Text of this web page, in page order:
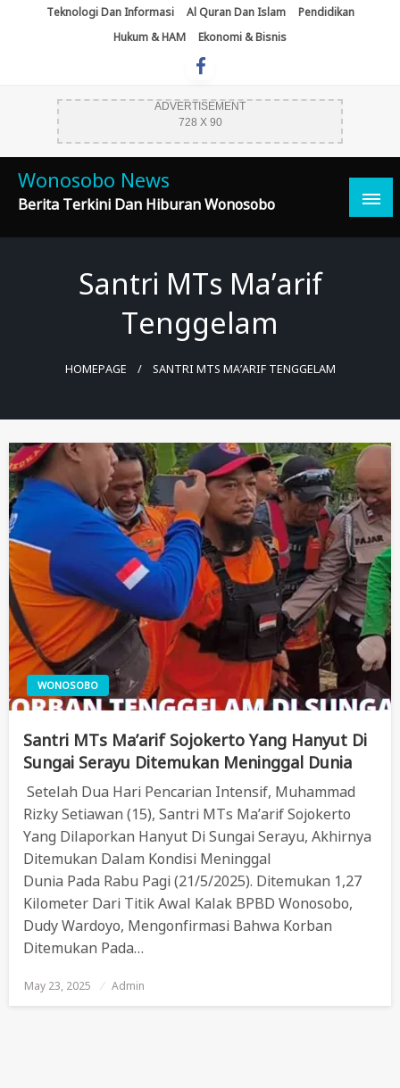
Teknologi Dan Informasi Al Quran Dan Islam
Pendidikan
Hukum & HAM
Ekonomi & Bisnis
ADVERTISEMENT
728 X 90
Wonosobo News
Berita Terkini Dan Hiburan Wonosobo
Santri MTs Ma’arif
Tenggelam
HOMEPAGE SANTRI MTS MA’ARIF TENGGELAM
WONOSOBO
Santri MTs Ma’arif Sojokerto Yang Hanyut Di
Sungai Serayu Ditemukan Meninggal Dunia
Setelah Dua Hari Pencarian Intensif, Muhammad
Rizky Setiawan (15), Santri MTs Ma’arif Sojokerto
Yang Dilaporkan Hanyut Di Sungai Serayu, Akhirnya
Ditemukan Dalam Kondisi Meninggal
Dunia Pada Rabu Pagi (21/5/2025). Ditemukan 1,27
Kilometer Dari Titik Awal Kalak BPBD Wonosobo,
Dudy Wardoyo, Mengonfirmasi Bahwa Korban
Ditemukan Pada…
Posted
On
May 23, 2025 Admin